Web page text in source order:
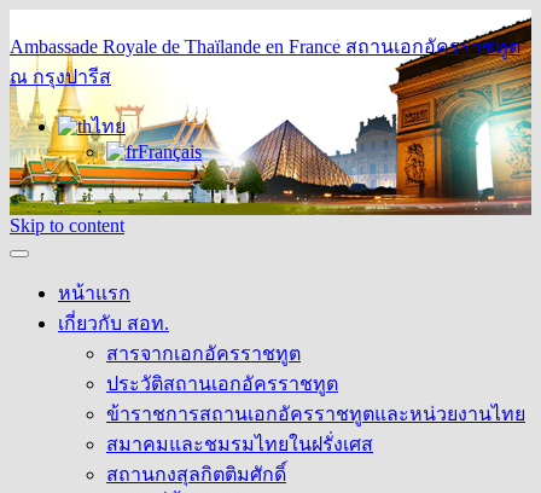
Ambassade Royale de Thaïlande en France สถานเอกอัครราชทูต
ณ กรุงปารีส
ไทย
Français
Skip to content
หน้าแรก
เกี่ยวกับ สอท.
สารจากเอกอัครราชทูต
ประวัติสถานเอกอัครราชทูต
ข้าราชการสถานเอกอัครราชทูตและหน่วยงานไทย
สมาคมและชมรมไทยในฝรั่งเศส
สถานกงสุลกิตติมศักดิ์